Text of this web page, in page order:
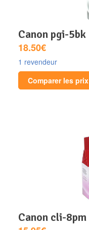
canon pgi-5bk
18.50€
1 revendeur
Comparer les prix
canon cli-8pm